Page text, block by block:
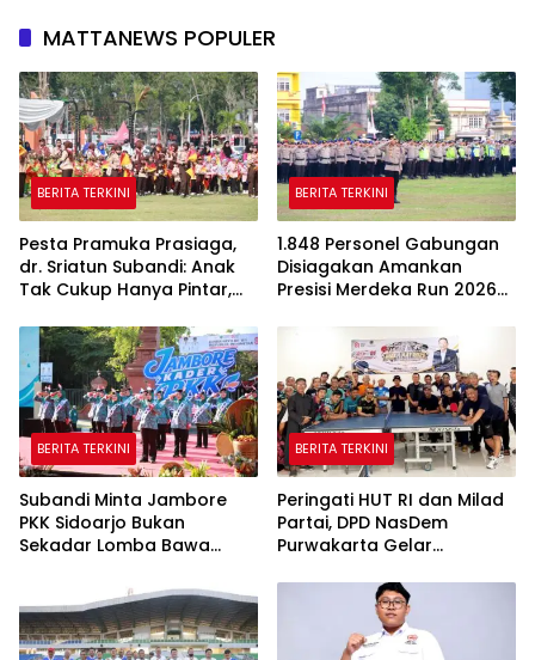
MATTANEWS POPULER
BERITA TERKINI
Pesta Pramuka Prasiaga,
dr. Sriatun Subandi: Anak
Tak Cukup Hanya Pintar,
Dibentuk Sejak Dini
BERITA TERKINI
1.848 Personel Gabungan
Disiagakan Amankan
Presisi Merdeka Run 2026
BERITA TERKINI
Subandi Minta Jambore
PKK Sidoarjo Bukan
Sekadar Lomba Bawa
untuk Warga
BERITA TERKINI
Peringati HUT RI dan Milad
Partai, DPD NasDem
Purwakarta Gelar
hingga Baksos Gratis